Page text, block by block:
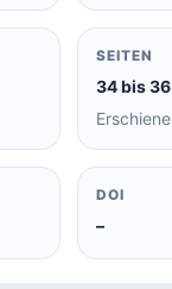
SEITEN
34 bis 36
DOI
–